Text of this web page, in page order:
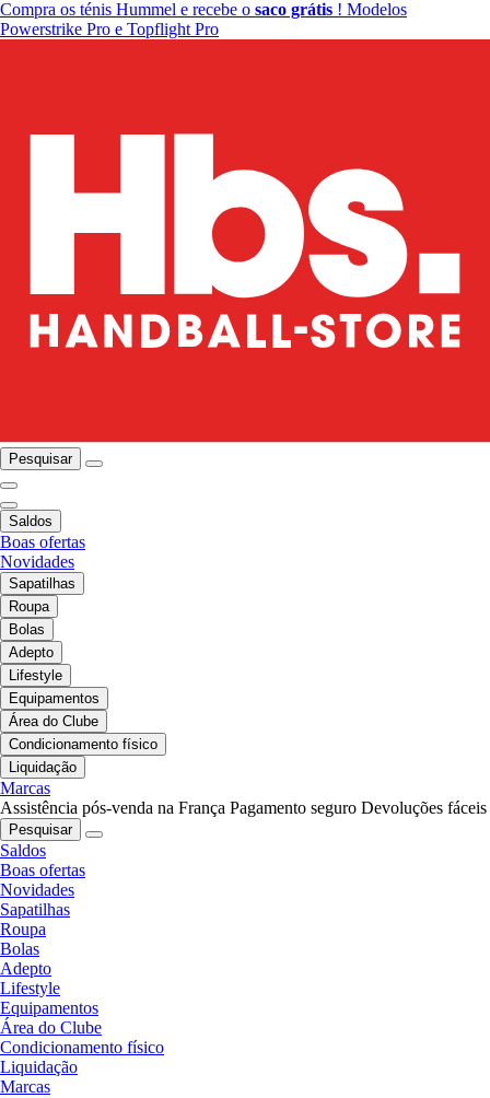
Compra os ténis Hummel e recebe o saco grátis ! Modelos
Powerstrike Pro e Topflight Pro
Pesquisar
Saldos
Boas ofertas
Novidades
Sapatilhas
Roupa
Bolas
Adepto
Lifestyle
Equipamentos
Área do Clube
Condicionamento físico
Liquidação
Marcas
Assistência pós-venda na França Pagamento seguro Devoluções fáceis
Pesquisar
Saldos
Boas ofertas
Novidades
Sapatilhas
Roupa
Bolas
Adepto
Lifestyle
Equipamentos
Área do Clube
Condicionamento físico
Liquidação
Marcas